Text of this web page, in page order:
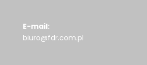
E-mail:
biuro@fdr.com.pl